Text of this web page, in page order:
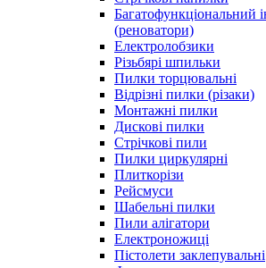
Багатофункціональний
(реноватори)
Електролобзики
Різьбярі шпильки
Пилки торцювальні
Відрізні пилки (різаки)
Монтажні пилки
Дискові пилки
Стрічкові пили
Пилки циркулярні
Плиткорізи
Рейсмуси
Шабельні пилки
Пили алігатори
Електроножиці
Пістолети заклепувальні